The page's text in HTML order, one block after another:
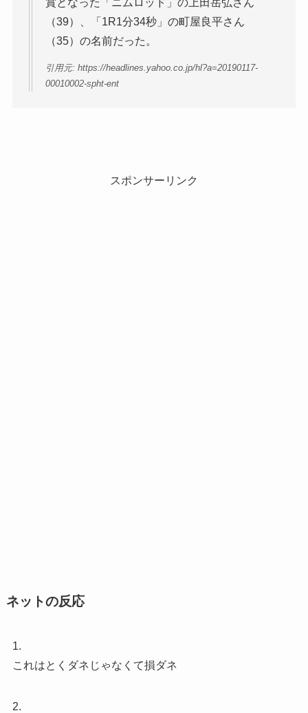
賞となった「ニムロッド」の上田岳弘さん
（39）、「1R1分34秒」の町屋良平さん
（35）の名前だった。
引用元: https://headlines.yahoo.co.jp/hl?a=20190117-
00010002-spht-ent
スポンサーリンク
ネットの反応
1.
これはとくダネじゃなくて損ダネ
2.